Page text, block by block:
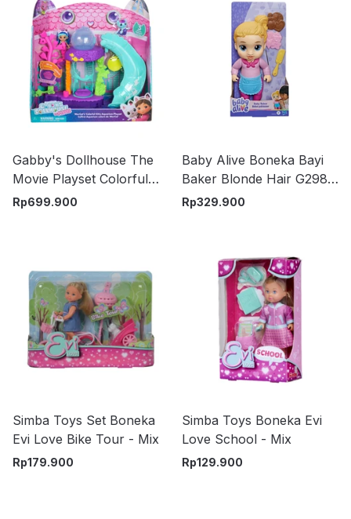
Gabby's Dollhouse The
Movie Playset Colorful
Kitty Aquarium - Mix
Rp699.900
Baby Alive Boneka Bayi
Baker Blonde Hair G2983
- Mix
Rp329.900
Simba Toys Set Boneka
Evi Love Bike Tour - Mix
Rp179.900
Simba Toys Boneka Evi
Love School - Mix
Rp129.900